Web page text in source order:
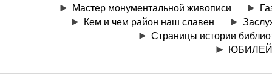
Мастер монументальной живописи
Кем и чем район наш славен
Страницы истории